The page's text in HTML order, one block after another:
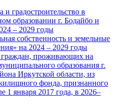
и градостроительство в
образовании г. Бодайбо и
– 2029 годы
собственность и земельные
на 2024 – 2029 годы
граждан, проживающих на
образования г.
Иркутской области, из
фонда, признанного
1 января 2017 года, в 2026–